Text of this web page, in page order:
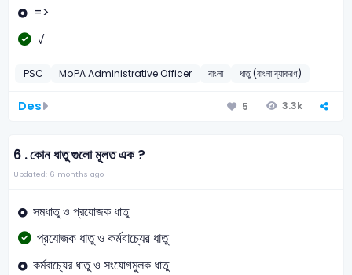
=>
√
PSC MoPA Administrative Officer বাংলা ধাতু (বাংলা ব্যাকরণ)
Des 5 3.3k
6 .কোন ধাতু গুলো মূলত এক ?
Updated: 6 months ago
সমধাতু ও প্রযোজক ধাতু
প্রযোজক ধাতু ও কর্মবাচ্যের ধাতু
কর্মবাচ্যের ধাতু ও সংযোগমুলক ধাতু